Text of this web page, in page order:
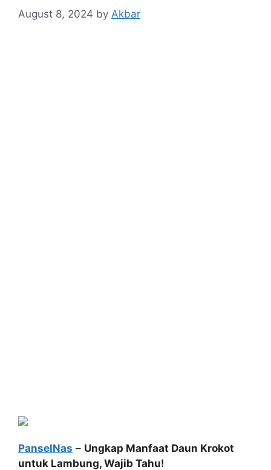
August 8, 2024 by Akbar
PanselNas – Ungkap Manfaat Daun Krokot
untuk Lambung, Wajib Tahu!